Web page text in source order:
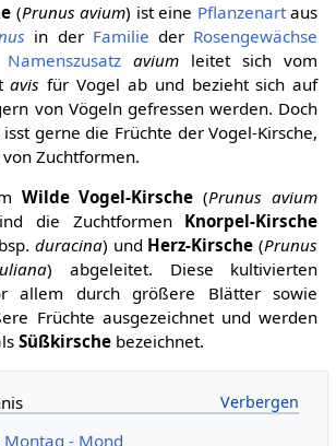
(Prunus avium) ist eine Pflanzenartaus
in der Familie der Rosengewächse
Namenszusatz avium leitet sich vom
avis für Vogel ab und bezieht sich auf
von Vögeln gefressen werden. Doch
gerne die Früchte der Vogel-Kirsche,
Zuchtformen.
Wilde Vogel-Kirsche (Prunus avium
die Zuchtformen Knorpel-Kirsche
duracina) und Herz-Kirsche (Prunus
) abgeleitet. Diese kultivierten
allem durch größere Blätter sowie
Früchte ausgezeichnet und werden
Süßkirschebezeichnet.
Montag - Mond